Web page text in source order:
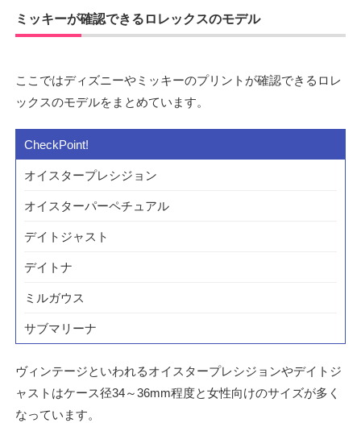
ミッキーが確認できるロレックスのモデル
ここではディズニーやミッキーのプリントが確認できるロレ
ックスのモデルをまとめています。
オイスタープレシジョン
オイスターパーペチュアル
デイトジャスト
デイトナ
ミルガウス
サブマリーナ
ヴィンテージといわれるオイスタープレシジョンやデイトジ
ャストはケース径34～36mm程度と女性向けのサイズが多く
なっています。